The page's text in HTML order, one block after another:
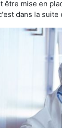
être mise en
dans la suite